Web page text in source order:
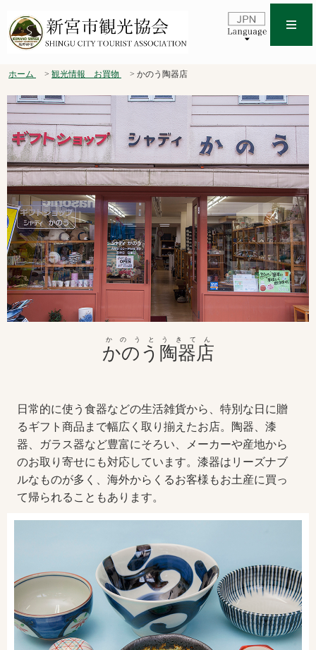
ホーム 観光情報 お買物 かのう陶器店
かのう陶器店
かのうとうきてん
日常的に使う食器などの生活雑貨から、特別な日に贈
るギフト商品まで幅広く取り揃えたお店。陶器、漆
器、ガラス器など豊富にそろい、メーカーや産地から
のお取り寄せにも対応しています。漆器はリーズナブ
ルなものが多く、海外からくるお客様もお土産に買っ
て帰られることもあります。